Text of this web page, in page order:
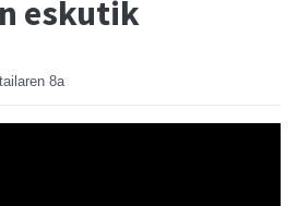
eskutik
8a